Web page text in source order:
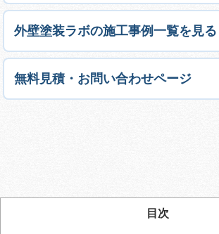
外壁塗装ラボの施工事例一覧を見る
無料見積・お問い合わせページ
目次